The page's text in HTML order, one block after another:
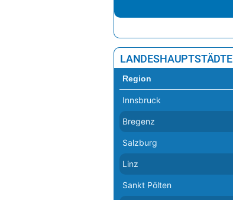
LANDESHAUPTSTÄDTE
Region
Innsbruck
Bregenz
Salzburg
Linz
Sankt Pölten